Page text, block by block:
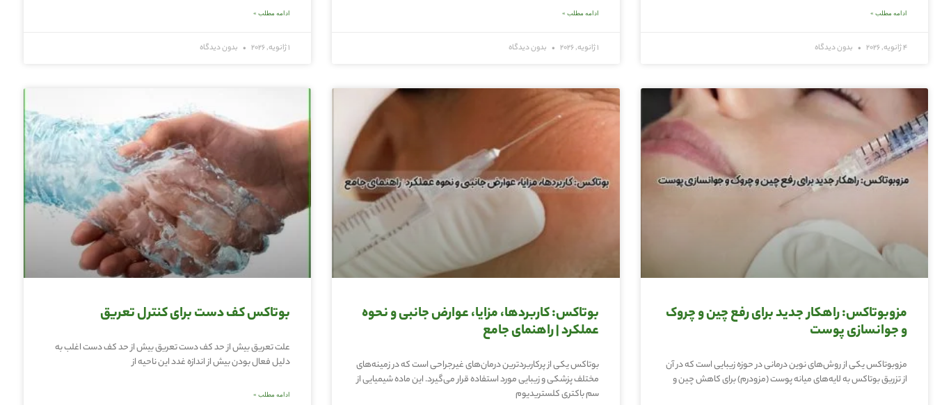
ادامه مطلب »
4 ژانویه, 2026 بدون دیدگاه
ادامه مطلب »
1 ژانویه, 2026 بدون دیدگاه
ادامه مطلب »
1 ژانویه, 2026 بدون دیدگاه
مزوبوتاکس: راهکار جدید برای رفع چین و چروک
و جوانسازی پوست
مزوبوتاکس یکی از روش‌های نوین درمانی در حوزه زیبایی است که در آن
از تزریق بوتاکس به لایه‌های میانه پوست (مزودرم) برای کاهش چین و
بوتاکس: کاربردها، مزایا، عوارض جانبی و نحوه
عملکرد | راهنمای جامع
بوتاکس یکی از پرکاربردترین درمان‌های غیرجراحی است که در زمینه‌های
مختلف پزشکی و زیبایی مورد استفاده قرار می‌گیرد. این ماده شیمیایی از
سم باکتری کلستریدیوم
بوتاکس کف دست برای کنترل تعریق
علت تعریق بیش از حد کف دست تعریق بیش از حد کف دست اغلب به
دلیل فعال بودن بیش از اندازه غدد این ناحیه از
ادامه مطلب »